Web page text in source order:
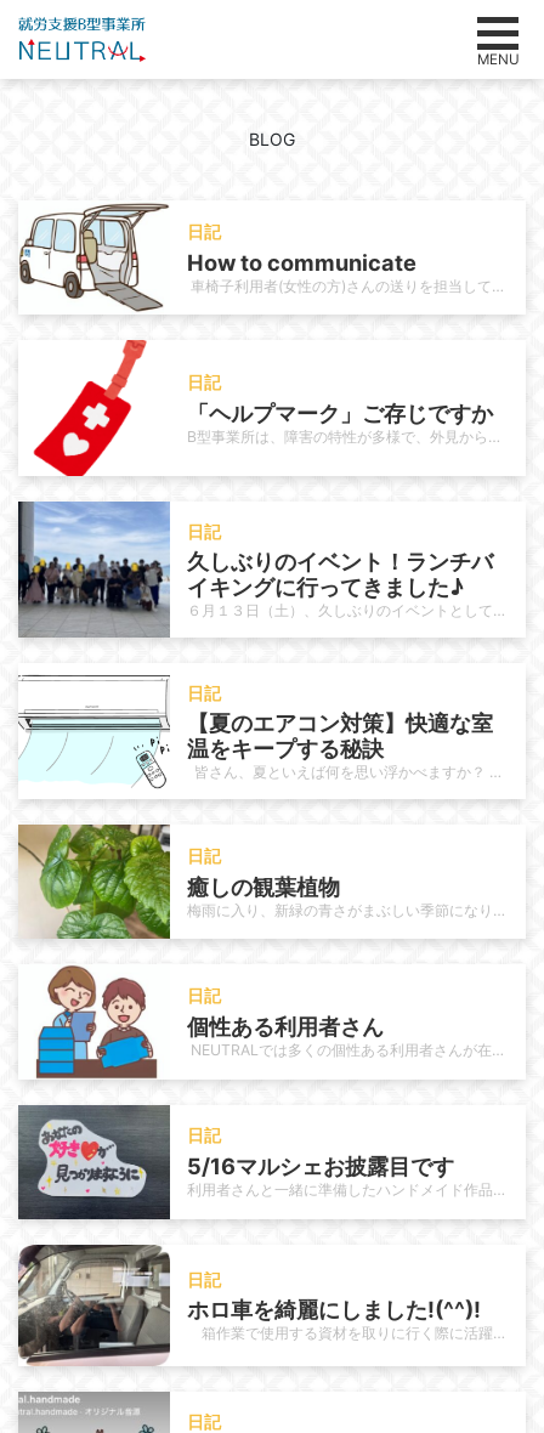
MENU
BLOG
日記
How to communicate
車椅子利用者(女性の方)さんの送りを担当しています。その利用者さんは長年当事業所を利用されていて利用当初はお母様の送迎で通…
日記
「ヘルプマーク」ご存じですか
B型事業所は、障害の特性が多様で、外見からは分からない困難を抱える方も多く、利用者さんの中にもヘルプマークを使っている方がい…
日記
久しぶりのイベント！ランチバ
イキングに行ってきました♪
６月１３日（土）、久しぶりのイベントとして、唐津シーサイドホテル内のレストラン「月波桜」へランチバイキングに行ってきました。…
日記
【夏のエアコン対策】快適な室
温をキープする秘訣
皆さん、夏といえば何を思い浮かべますか？ 海にプール、冷たいスイカ、夏祭りや花火……楽しいイベントが目白押しで…
日記
癒しの観葉植物
梅雨に入り、新緑の青さがまぶしい季節になりました。 NEUTRALでも梅雨特有のジメっとする不快感に負けずに元気に作業に取り…
日記
個性ある利用者さん
NEUTRALでは多くの個性ある利用者さんが在籍されています。作業に於いて手先が器用な人、周りの方を愉快にさせる様な雰囲気…
日記
5/16マルシェお披露目です
利用者さんと一緒に準備したハンドメイド作品、いよいよお披露目します！ いよいよ今週末はマルシェ出店の日。 テーブルの上には、…
日記
ホロ車を綺麗にしました!(^^)!
箱作業で使用する資材を取りに行く際に活躍しているホロ車を今回は職員で清掃しました。 日頃から使用頻度が高いこ…
日記